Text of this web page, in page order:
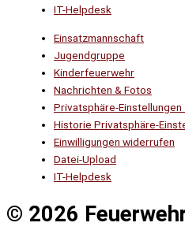
IT-Helpdesk
Einsatzmannschaft
Jugendgruppe
Kinderfeuerwehr
Nachrichten & Fotos
Privatsphäre-Einstellungen
Historie Privatsphäre-
Einwilligungen widerrufen
Datei-Upload
IT-Helpdesk
© 2026